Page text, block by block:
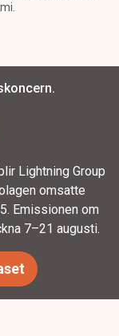
Lightning Group
omsatte
Emissionen om
7–21 augusti.